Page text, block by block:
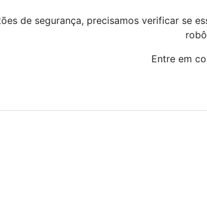
de segurança, precisamos verificar se
Entre em